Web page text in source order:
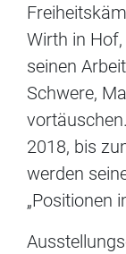
Wirth in
seinen
Schwere,
2018, bis
werden
„Positionen